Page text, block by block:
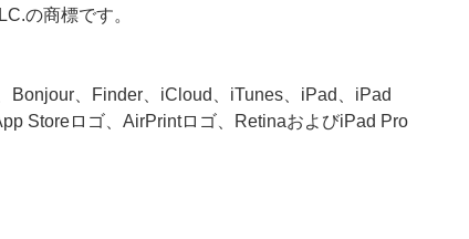
の商標です。
Bonjour、Finder、iCloud、iTunes、iPad、iPad
Storeロゴ、AirPrintロゴ、RetinaおよびiPad Pro